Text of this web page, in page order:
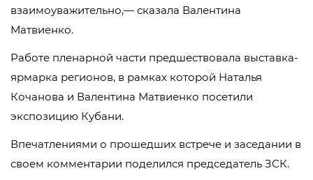
взаимоуважительно,— сказала Валентина
Матвиенко.
Работе пленарной части предшествовала выставка-
ярмарка регионов, в рамках которой Наталья
Кочанова и Валентина Матвиенко посетили
экспозицию Кубани.
Впечатлениями о прошедших встрече и заседании в
своем комментарии поделился председатель ЗСК.